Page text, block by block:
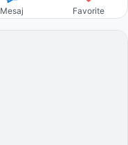
Mesaj Favorite